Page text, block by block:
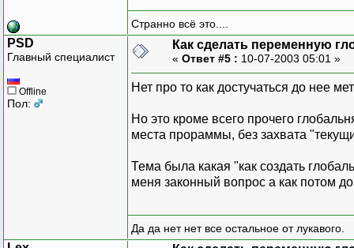
Странно всё это....
PSD
Главный специалист
Offline
Пол:
Как сделать переменную
« Ответ #5 : 10-07-2003 05:01 »
Нет про то как достучаться до нее
Но это кроме всего прочего
места прораммы, без захвата
Тема была какая "как создать
меня законный вопрос а как потом
Да да нет нет все остальное от лукавого.